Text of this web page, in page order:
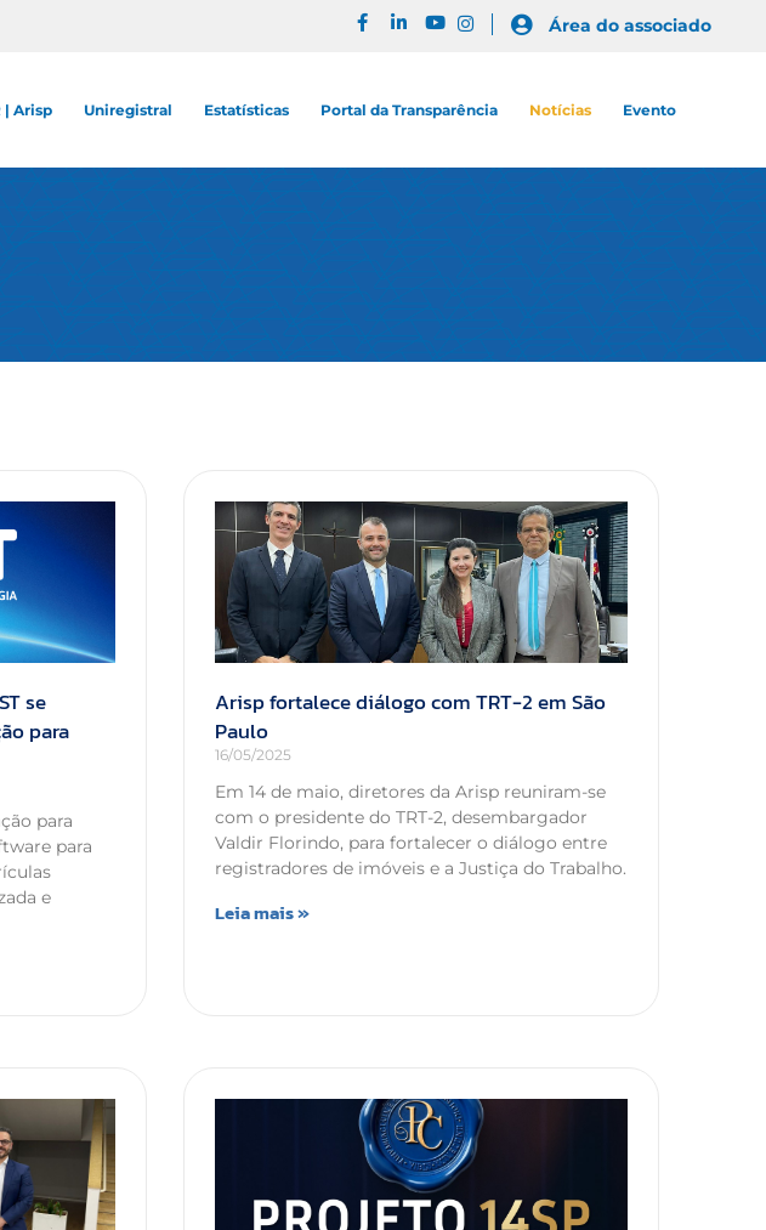
Área do associado
| Arisp Uniregistral Estatísticas Portal da Transparência Notícias Evento
se
para
para
para
e
Arisp fortalece diálogo com TRT-2 em São
Paulo
16/05/2025
Em 14 de maio, diretores da Arisp reuniram-se
com o presidente do TRT-2, desembargador
Valdir Florindo, para fortalecer o diálogo entre
registradores de imóveis e a Justiça do Trabalho.
Leia mais »